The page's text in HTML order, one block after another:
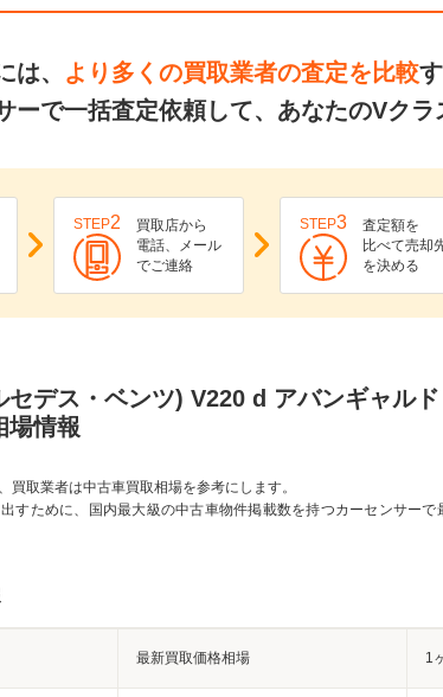
は、 より多くの買取業者の査定を比較
ーで一括査定依頼して、あなたのVクラ
STEP2
買取店から
電話、メール
でご連絡
STEP3
査定額を
比べて売却
を決める
セデス・ベンツ) V220 d アバンギャル
場情報
買取業者は中古車買取相場を参考にします。
すために、国内最大級の中古車物件掲載数を持つカーセンサー
最新買取価格相場 1